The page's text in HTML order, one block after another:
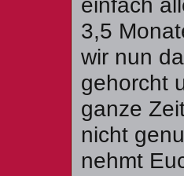
3,5
wir nun
gehorcht
ganze
nicht
nehmt